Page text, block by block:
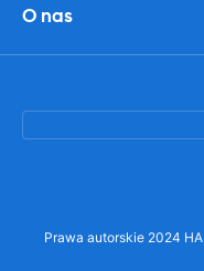
O nas
Prawa autorskie 2024